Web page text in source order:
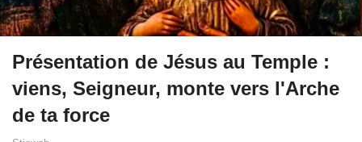
Présentation de Jésus au Temple :
viens, Seigneur, monte vers l'Arche
de ta force